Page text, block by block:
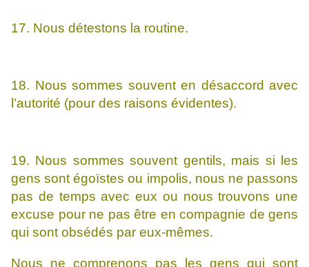
17. Nous détestons la routine.
18. Nous sommes souvent en désaccord avec
l’autorité (pour des raisons évidentes).
19. Nous sommes souvent gentils, mais si les
gens sont égoïstes ou impolis, nous ne passons
pas de temps avec eux ou nous trouvons une
excuse pour ne pas être en compagnie de gens
qui sont obsédés par eux-mêmes.
Nous ne comprenons pas les gens qui sont